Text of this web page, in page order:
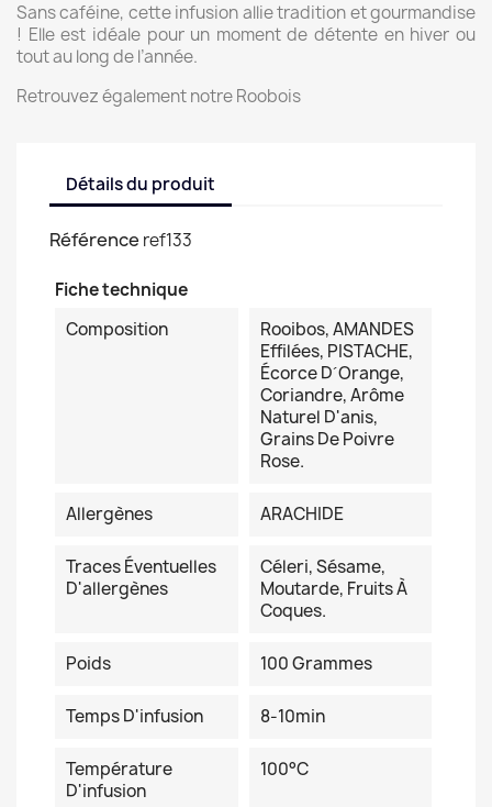
Sans caféine, cette infusion allie tradition et gourmandise
! Elle est idéale pour un moment de détente en hiver ou
tout au long de l’année.
Retrouvez également notre Roobois
Détails du produit
Référence ref133
Fiche technique
Composition
Rooibos, AMANDES
Effilées, PISTACHE,
Écorce D´orange,
Coriandre, Arôme
Naturel D'anis,
Grains De Poivre
Rose.
Allergènes ARACHIDE
Traces Éventuelles
D'allergènes
Céleri, Sésame,
Moutarde, Fruits À
Coques.
Poids 100 Grammes
Temps D'infusion 8-10min
Température
D'infusion
100°C